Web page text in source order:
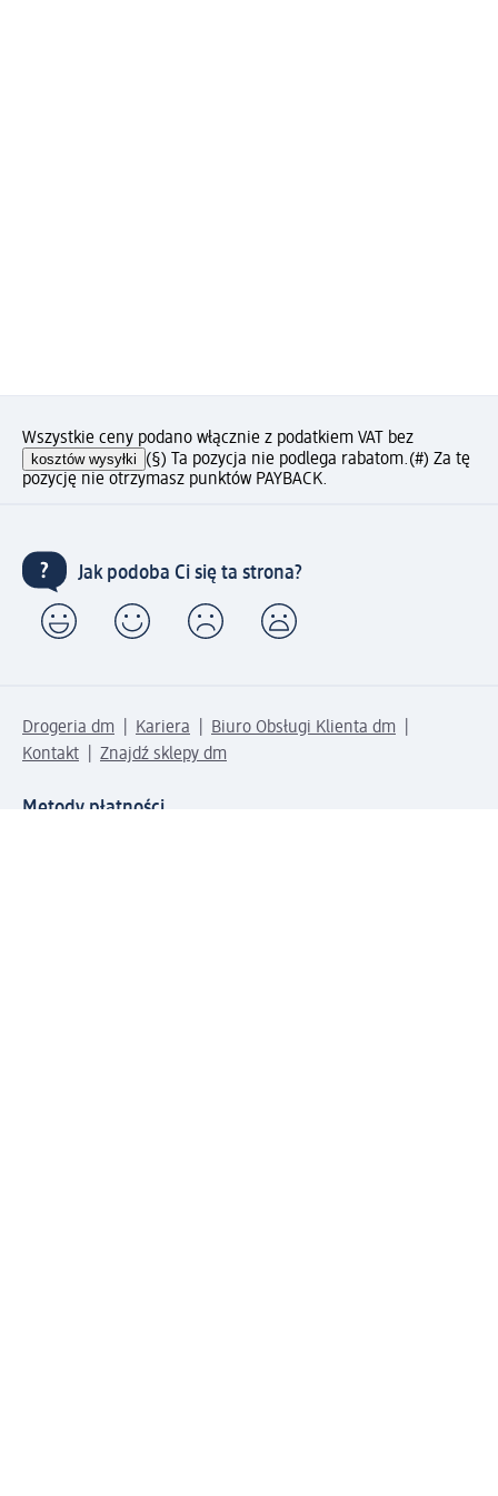
Wszystkie ceny podano włącznie z podatkiem VAT bez
kosztów wysyłki (§) Ta pozycja nie podlega rabatom.(#) Za tę
pozycję nie otrzymasz punktów PAYBACK.
Jak podoba Ci się ta strona?
Drogeria dm Kariera
Biuro Obsługi Klienta dm
Kontakt
Znajdź sklepy dm
Metody płatności